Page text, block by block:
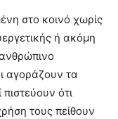
στο κοινό χωρίς
ή ακόμη
αγοράζουν τα
ότι
τους πείθουν